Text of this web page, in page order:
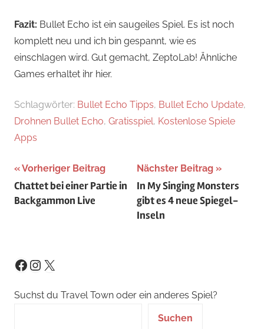
Fazit: Bullet Echo ist ein saugeiles Spiel. Es ist noch
komplett neu und ich bin gespannt, wie es
einschlagen wird. Gut gemacht, ZeptoLab! Ähnliche
Games erhaltet ihr hier.
Schlagwörter: Bullet Echo Tipps, Bullet Echo Update,
Drohnen Bullet Echo, Gratisspiel, Kostenlose Spiele
Apps
Beitragsnavigation
Vorheriger Beitrag
Chattet bei einer Partie in
Backgammon Live
Nächster Beitrag
In My Singing Monsters
gibt es 4 neue Spiegel-
Inseln
Facebook
Instagram
X
Suchst du Travel Town oder ein anderes Spiel?
Suchen